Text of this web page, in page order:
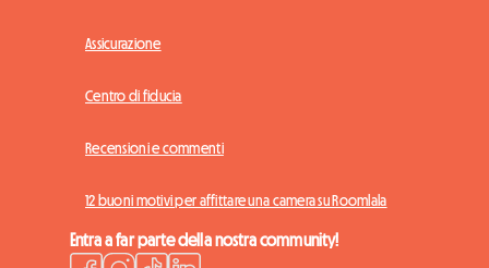
Assicurazione
Centro di fiducia
Recensioni e commenti
12 buoni motivi per affittare una camera su Roomlala
Entra a far parte della nostra community!